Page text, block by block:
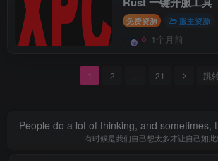
免费资源 服主资源
1个月前
1 2 21 跳
People do a lot of thinking, and sometimes,
有时候是我们自己想太多才让自己如此